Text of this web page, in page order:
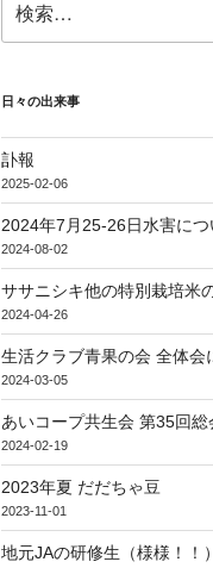
索:
日々の出来事
訃報
2025-02-06
2024年7月25-26日水害につ
2024-08-02
ササニシキ他の特別栽培米
2024-04-26
生活クラブ青果の会 全体会
2024-03-05
あいコープ共生会 第35回総
2024-02-19
2023年夏 だだちゃ豆
2023-11-01
地元JAの研修生（様様！！）